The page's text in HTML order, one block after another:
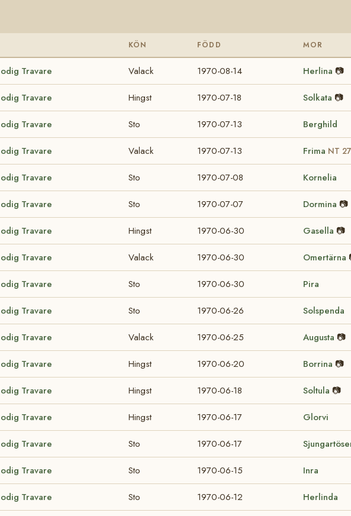
KÖN FÖDD MOR
Travare Valack 1970-08-14 Herlina 📷
Travare Hingst 1970-07-18 Solkata 📷
Travare Sto 1970-07-13 Berghild
Travare Valack 1970-07-13 Frima NT
Travare Sto 1970-07-08 Kornelia
Travare Sto 1970-07-07 Dormina 📷
Travare Hingst 1970-06-30 Gasella 📷
Travare Valack 1970-06-30 Omertärna
Travare Sto 1970-06-30 Pira
Travare Sto 1970-06-26 Solspenda
Travare Valack 1970-06-25 Augusta 📷
Travare Hingst 1970-06-20 Borrina 📷
Travare Hingst 1970-06-18 Soltula 📷
Travare Hingst 1970-06-17 Glorvi
Travare Sto 1970-06-17
Travare Sto 1970-06-15 Inra
Travare Sto 1970-06-12 Herlinda